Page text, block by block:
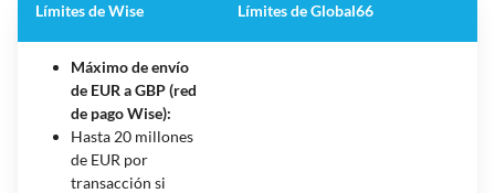
Límites de Wise Límites de Global66
Máximo de envío
de EUR a GBP (red
de pago Wise):
Hasta 20 millones
de EUR por
transacción si